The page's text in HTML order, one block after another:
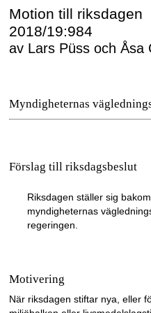
Motion till riksdagen
2018/19:984
av Lars Püss och Åsa
Myndigheternas
Förslag till riksdagsbeslut
Riksdagen ställer sig
myndigheternas
regeringen.
Motivering
När riksdagen stiftar nya, eller